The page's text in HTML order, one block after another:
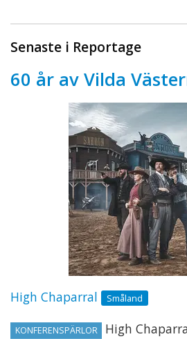
Senaste i Reportage
60 år av Vilda
High Chaparral Småland
KONFERENSPÄRLOR
High